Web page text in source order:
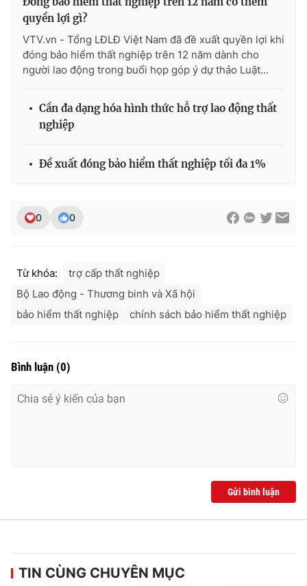
Ðiện thoại Thời báo VTV: 024.66 897 897
Email: toasoan@vtv.vn
Liên hệ quảng cáo:024-7300.7108
thông tin từ website này.
quyền lợi gì?
VTV.vn - Tổng LĐLĐ Việt Nam đã đề xuất quyền lợi khi
đóng bảo hiểm thất nghiệp trên 12 năm dành cho
người lao động trong buổi họp góp ý dự thảo Luật...
Cần đa dạng hóa hình thức hỗ trợ lao động thất
nghiệp
Đề xuất đóng bảo hiểm thất nghiệp tối đa 1%
0 0
Từ khóa:
trợ cấp thất nghiệp
Bộ Lao động - Thương binh và Xã hội
bảo hiểm thất nghiệp
chính sách bảo hiểm thất nghiệp
Bình luận (0)
Gửi bình luận
TIN CÙNG CHUYÊN MỤC